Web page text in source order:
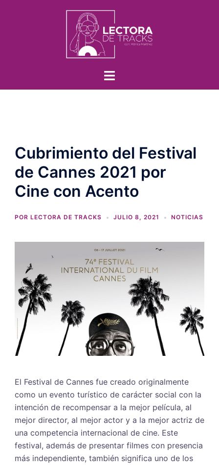
Cubrimiento del Festival
de Cannes 2021 por
Cine con Acento
POR LECTORA DE TRACKS JULIO 8, 2021 NOTICIAS
El Festival de Cannes fue creado originalmente
como un evento turístico de carácter social con la
intención de recompensar a la mejor película, al
mejor director, al mejor actor y a la mejor actriz de
una competencia internacional de cine. Este
festival, además de presentar filmes con presencia
más independiente, también significa uno de los